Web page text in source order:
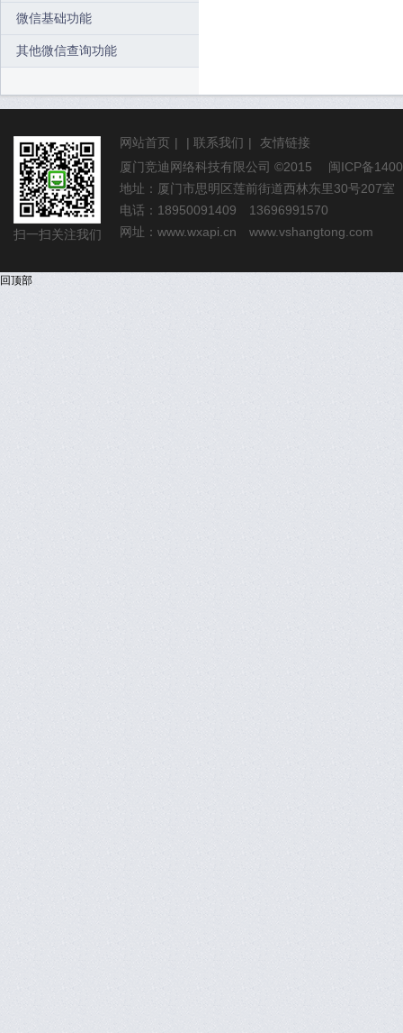
微信基础功能
其他微信查询功能
扫一扫关注我们
网站首页 | | 联系我们 |
友情链接
厦门竞迪网络科技有限公司 ©2015 闽ICP备
地址：厦门市思明区莲前街道西林东里30号207室
电话：18950091409 13696991570
网址： www.wxapi.cn www.vshangtong.com
回顶部